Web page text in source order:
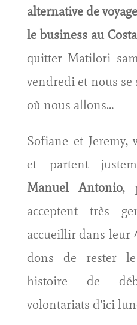
alternative de
le business au
quitter Matilori
vendredi et nous se
où nous allons…
Sofiane et Jeremy,
et partent
Manuel Antonio,
acceptent très
accueillir dans leur
dons de rester le
histoire de
volontariats d’ici